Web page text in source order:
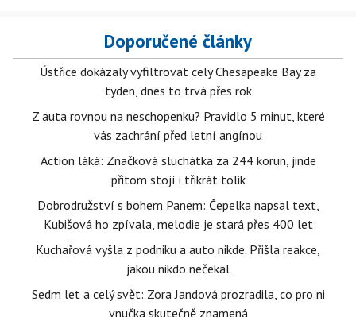
Doporučené články
Ústřice dokázaly vyfiltrovat celý Chesapeake Bay za
týden, dnes to trvá přes rok
Z auta rovnou na neschopenku? Pravidlo 5 minut, které
vás zachrání před letní angínou
Action láká: Značková sluchátka za 244 korun, jinde
přitom stojí i třikrát tolik
Dobrodružství s bohem Panem: Čepelka napsal text,
Kubišová ho zpívala, melodie je stará přes 400 let
Kuchařová vyšla z podniku a auto nikde. Přišla reakce,
jakou nikdo nečekal
Sedm let a celý svět: Zora Jandová prozradila, co pro ni
vnučka skutečně znamená